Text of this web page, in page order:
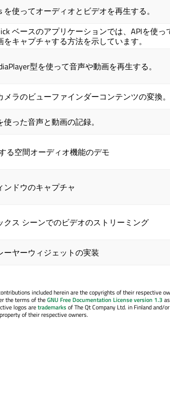
を使ってオーディオとビデオを再生する。
ベースのアプリケーションでは、APIを使っ
キャプチャする方法を示しています。
型を使って音声や動画を再生する。
メラのビューファインダーコンテンツの変換。
使った音声と動画の記録。
る空間オーディオ機能のデモ
ンドウのキャプチャ
クス シーンでのビデオのストリーミング
ーヤーウィジェットの実装
included herein are the copyrights of their respective
the terms of theGNU Free Documentation License version 1.3
logos aretrademarksof The Qt Company Ltd. in Finland and/
of their respective owners.